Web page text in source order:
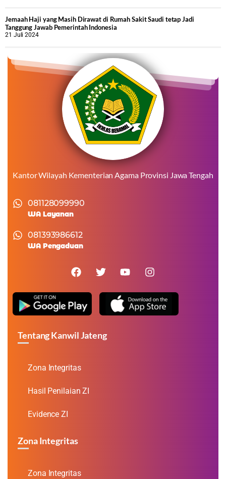
Jemaah Haji yang Masih Dirawat di Rumah Sakit Saudi tetap Jadi
Tanggung Jawab Pemerintah Indonesia
21 Juli 2024
Kantor Wilayah Kementerian Agama Provinsi Jawa Tengah
081128099990
WA Layanan
081393986612
WA Pengaduan
Tentang Kanwil Jateng
Zona Integritas
Hasil Penilaian ZI
Evidence ZI
Zona Integritas
Zona Integritas